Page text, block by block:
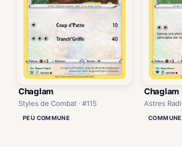
Chaglam
Styles de Combat · #115
PEU COMMUNE
Chaglam
Astres
COMMUNE